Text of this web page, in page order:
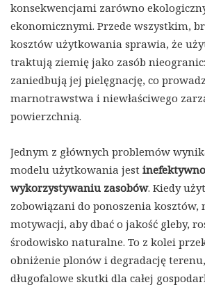
konsekwencjami zarówno
ekonomicznymi. Przede wszystkim,
kosztów użytkowania sprawia, że
traktują ziemię jako zasób
zaniedbują jej pielęgnację, co
marnotrawstwa i niewłaściwego
powierzchnią.
Jednym z głównych problemów
modelu użytkowania jest
wykorzystywaniu zasobów. Kiedy
zobowiązani do ponoszenia kosztów,
motywacji, aby dbać o jakość gleby,
środowisko naturalne. To z kolei
obniżenie plonów i degradację
długofalowe skutki dla całej